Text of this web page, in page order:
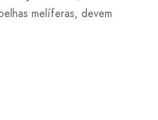
melíferas, devem